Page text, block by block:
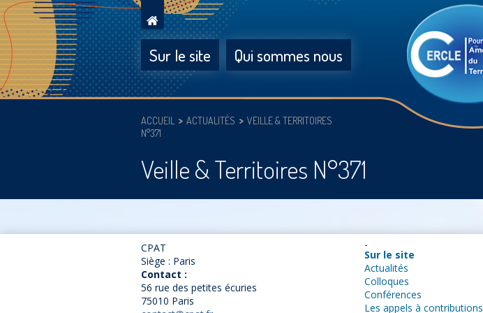
Sur le site Qui sommes nous
ACCUEIL ACTUALITÉS
VEILLE & TERRITOIRES
N°371
Veille & Territoires N°371
CPAT
Siège : Paris
Contact :
56 rue des petites écuries
75010 Paris
Sur le site
Actualités
Colloques
Conférences
Les appels à contributions